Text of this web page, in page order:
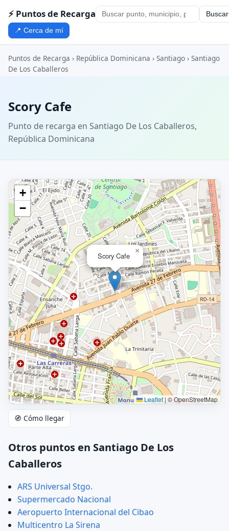
⚡ Puntos de Recarga Buscar
📍 Cerca de mí
Puntos de Recarga › República Dominicana › Santiago › Santiago
De Los Caballeros
Scory Cafe
Punto de recarga en Santiago De Los Caballeros,
República Dominicana
Scory Cafe
×
+
−
Leaflet | © OpenStreetMap
🧭 Cómo llegar
Otros puntos en Santiago De Los
Caballeros
ARS Universal Stgo.
Supermercado Nacional
Aeropuerto Internacional del Cibao
Multicentro La Sirena